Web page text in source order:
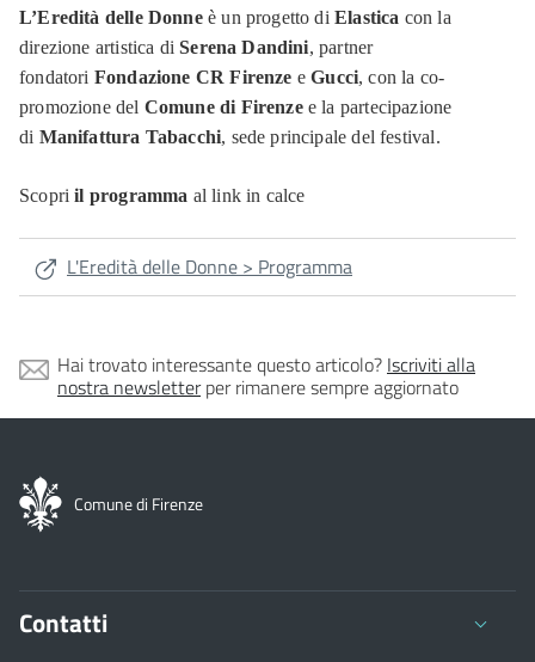
L’Eredità delle Donneè un progetto diElastica con la
direzione artistica diSerena Dandini, partner
fondatori Fondazione CR Firenze eGucci, con la co-
promozione del Comune di Firenzee la partecipazione
di Manifattura Tabacchi, sede principale del festival.
Scopriil programma al link in calce
L'Eredità delle Donne > Programma
Hai trovato interessante questo articolo? Iscriviti alla
nostra newsletterper rimanere sempre aggiornato
Comune di Firenze
Contatti